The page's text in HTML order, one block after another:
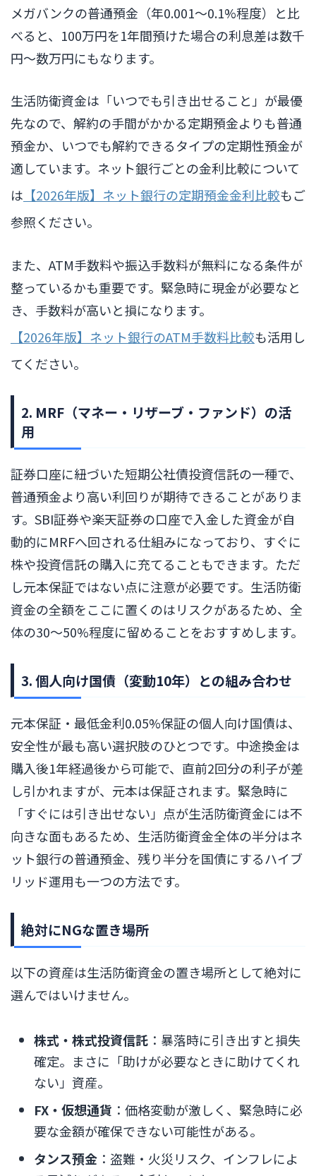
メガバンクの普通預金（年0.001〜0.1%程度）と比
べると、100万円を1年間預けた場合の利息差は数千
円〜数万円にもなります。
生活防衛資金は「いつでも引き出せること」が最優
先なので、解約の手間がかかる定期預金よりも普通
預金か、いつでも解約できるタイプの定期性預金が
適しています。ネット銀行ごとの金利比較について
は 【2026年版】ネット銀行の定期預金金利比較もご
参照ください。
また、ATM手数料や振込手数料が無料になる条件が
整っているかも重要です。緊急時に現金が必要なと
き、手数料が高いと損になります。
【2026年版】ネット銀行のATM手数料比較も活用し
てください。
2. MRF（マネー・リザーブ・ファンド）の活
用
証券口座に紐づいた短期公社債投資信託の一種で、
普通預金より高い利回りが期待できることがありま
す。SBI証券や楽天証券の口座で入金した資金が自
動的にMRFへ回される仕組みになっており、すぐに
株や投資信託の購入に充てることもできます。ただ
し元本保証ではない点に注意が必要です。生活防衛
資金の全額をここに置くのはリスクがあるため、全
体の30〜50%程度に留めることをおすすめします。
3. 個人向け国債（変動10年）との組み合わせ
元本保証・最低金利0.05%保証の個人向け国債は、
安全性が最も高い選択肢のひとつです。中途換金は
購入後1年経過後から可能で、直前2回分の利子が差
し引かれますが、元本は保証されます。緊急時に
「すぐには引き出せない」点が生活防衛資金には不
向きな面もあるため、生活防衛資金全体の半分はネ
ット銀行の普通預金、残り半分を国債にするハイブ
リッド運用も一つの方法です。
絶対にNGな置き場所
以下の資産は生活防衛資金の置き場所として絶対に
選んではいけません。
株式・株式投資信託 ：暴落時に引き出すと損失
確定。まさに「助けが必要なときに助けてくれ
ない」資産。
FX・仮想通貨 ：価格変動が激しく、緊急時に必
要な金額が確保できない可能性がある。
タンス預金 ：盗難・火災リスク、インフレによ